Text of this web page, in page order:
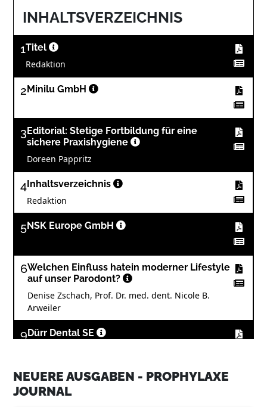
INHALTSVERZEICHNIS
1Titel
Redaktion
2 Minilu GmbH
3 Editorial: Stetige Fortbildung für eine
sichere Praxishygiene
Doreen Pappritz
4 Inhaltsverzeichnis
Redaktion
5NSK Europe GmbH
6Welchen Einfluss hatein moderner Lifestyle
auf unser Parodont?
Denise Zschach, Prof. Dr. med. dent. Nicole B.
Arweiler
9 Dürr Dental SE
14Von der Symptomatik zur Therapie –
Interdisziplinäre Ansätze zur Diagnostik
und Behandlung von Mundtrockenheit
NEUERE AUSGABEN - PROPHYLAXE
JOURNAL